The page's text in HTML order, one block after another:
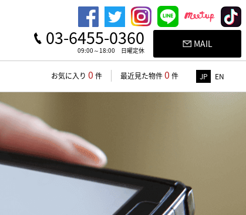
03-6455-0360
09:00～18:00 日曜定休
MAIL
お気に入り 0 件 最近見た物件0 件 JP EN